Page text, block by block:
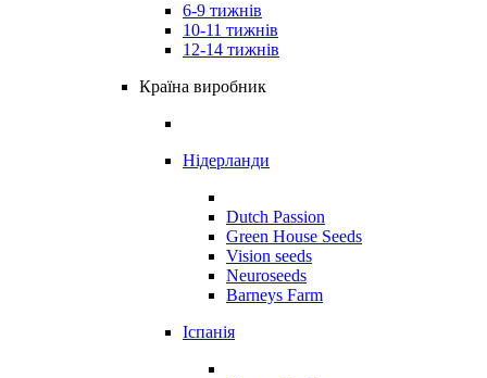
6-9 тижнів
10-11 тижнів
12-14 тижнів
Країна виробник
Нідерланди
Dutch Passion
Green House Seeds
Vision seeds
Neuroseeds
Barneys Farm
Іспанія